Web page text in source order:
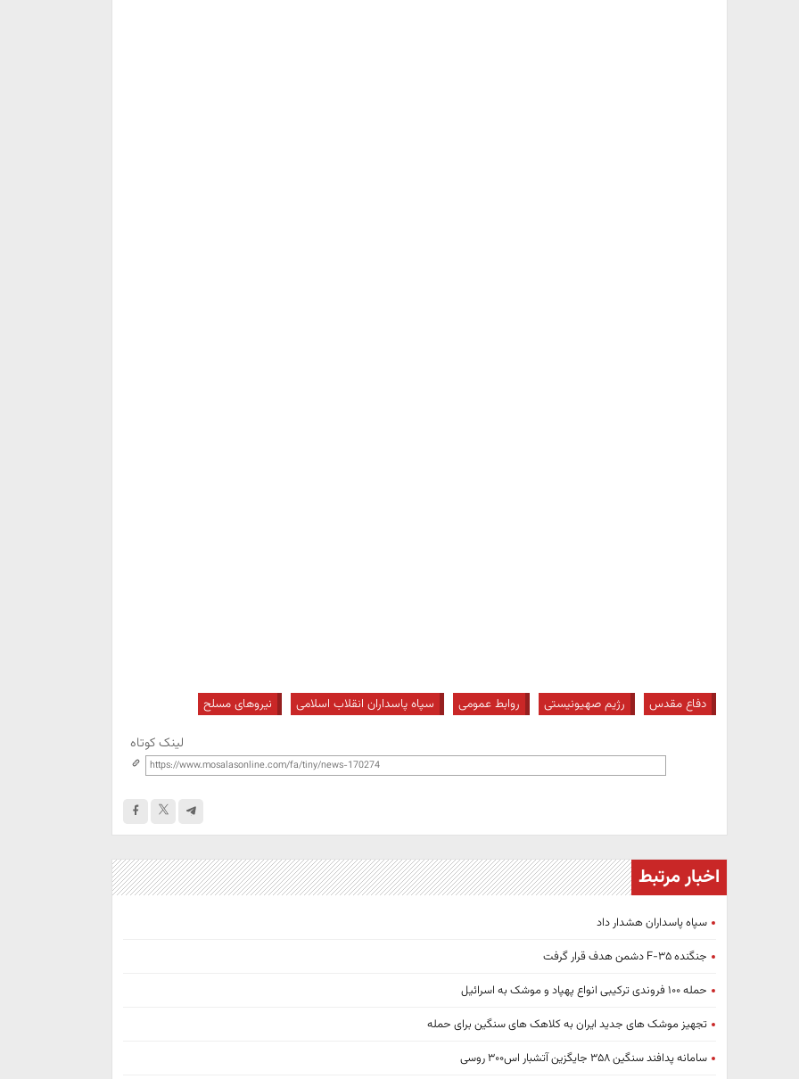
دفاع مقدس رژیم صهیونیستی روابط عمومی سپاه پاسداران انقلاب اسلامی نیروهای مسلح
لینک کوتاه
اخبار مرتبط
سپاه پاسداران هشدار داد
جنگنده F-۳۵ دشمن هدف قرار گرفت
حمله ۱۰۰ فروندی ترکیبی انواع پهپاد و موشک به اسرائیل
تجهیز موشک های جدید ایران به کلاهک های سنگین برای حمله
سامانه پدافند سنگین ۳۵۸ جایگزین آتشبار اس۳۰۰ روسی